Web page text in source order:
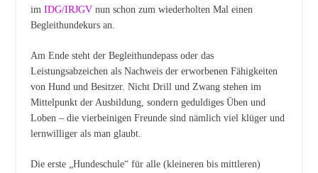
im IDG/IRJGVnun schon zum wiederholten Mal einen
Begleithundekurs an.
Am Ende steht der Begleithundepass oder das
Leistungsabzeichen als Nachweis der erworbenen Fähigkeiten
von Hund und Besitzer. Nicht Drill und Zwang stehen im
Mittelpunkt der Ausbildung, sondern geduldiges Üben und
Loben – die vierbeinigen Freunde sind nämlich viel klüger und
lernwilliger als man glaubt.
Die erste „Hundeschule“ für alle (kleineren bis mittleren)